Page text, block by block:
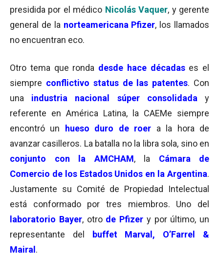
presidida por el médico Nicolás Vaquer, y gerente
general de la norteamericana Pfizer, los llamados
no encuentran eco.
Otro tema que ronda desde hace décadases el
siempre conflictivo status de las patentes. Con
una industria nacional súper consolidada
y
referente en América Latina, la CAEMe siempre
encontró un
hueso duro de roer a la hora de
avanzar casilleros. La batalla no la libra sola, sino en
conjunto con la AMCHAM, la Cámara de
Comercio de los Estados Unidos en la Argentina.
Justamente su Comité de Propiedad Intelectual
está conformado por tres miembros. Uno del
laboratorio Bayer, otro de Pfizer y por último, un
representante del
buffet Marval, O’Farrel &
Mairal .